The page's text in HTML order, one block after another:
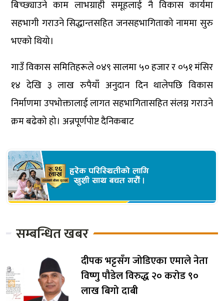
बिच्छ्याउने काम लाभग्राही समूहलाई नै विकास कार्यमा
सहभागी गराउने सिद्धान्तसहित जनसहभागिताको नाममा सुरु
भएको थियो।
गाउँ विकास समितिहरूले ०४९ सालमा ५० हजार र ०५१ मंसिर
१४ देखि ३ लाख रुपैयाँ अनुदान दिन थालेपछि विकास
निर्माणमा उपभोक्तालाई लागत सहभागितासहित संलग्न गराउने
क्रम बढेको हो। अन्नपूर्णपोष्ट दैनिकबाट
सम्बन्धित खबर
दीपक भट्टसँग जोडिएका एमाले नेता
विष्णु पौडेल विरुद्ध २० करोड ९०
लाख बिगो दाबी